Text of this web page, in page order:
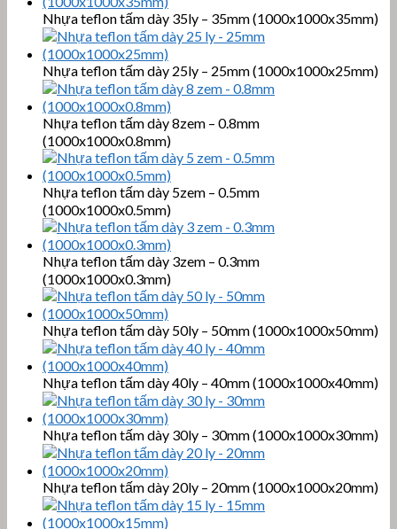
Nhựa teflon tấm dày 35ly – 35mm (1000x1000x35mm)
Nhựa teflon tấm dày 25ly – 25mm (1000x1000x25mm)
Nhựa teflon tấm dày 8zem – 0.8mm
(1000x1000x0.8mm)
Nhựa teflon tấm dày 5zem – 0.5mm
(1000x1000x0.5mm)
Nhựa teflon tấm dày 3zem – 0.3mm
(1000x1000x0.3mm)
Nhựa teflon tấm dày 50ly – 50mm (1000x1000x50mm)
Nhựa teflon tấm dày 40ly – 40mm (1000x1000x40mm)
Nhựa teflon tấm dày 30ly – 30mm (1000x1000x30mm)
Nhựa teflon tấm dày 20ly – 20mm (1000x1000x20mm)